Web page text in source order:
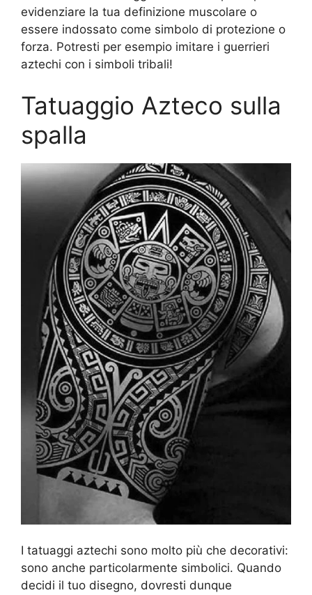
evidenziare la tua definizione muscolare o
essere indossato come simbolo di protezione o
forza. Potresti per esempio imitare i guerrieri
aztechi con i simboli tribali!
Tatuaggio Azteco sulla
spalla
I tatuaggi aztechi sono molto più che decorativi:
sono anche particolarmente simbolici. Quando
decidi il tuo disegno, dovresti dunque